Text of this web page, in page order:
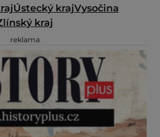
Ústecký krajVysočina
kraj
reklama